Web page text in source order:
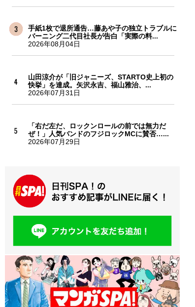
手紙1枚で退所通告…藤あや子の独立トラブルに
バーニング二代目社長が告白「実際の料...
2026年08月04日
山田涼介が「旧ジャニーズ、STARTO史上初の
快挙」を達成。矢沢永吉、福山雅治、...
2026年07月31日
「右だ左だ、ロックンロールの前では無力だ
ぜ！」人気バンドのフジロックMCに賛否…...
2026年07月29日